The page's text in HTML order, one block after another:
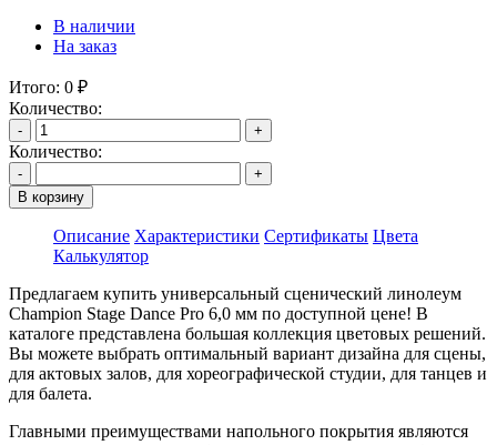
В наличии
На заказ
Итого: 0 ₽
Количество:
- +
Количество:
-
+
В корзину
Описание Характеристики Сертификаты Цвета
Калькулятор
Предлагаем купить универсальный сценический линолеум
Champion Stage Dance Pro 6,0 мм по доступной цене! В
каталоге представлена большая коллекция цветовых решений.
Вы можете выбрать оптимальный вариант дизайна для сцены,
для актовых залов, для хореографической студии, для танцев и
для балета.
Главными преимуществами напольного покрытия являются